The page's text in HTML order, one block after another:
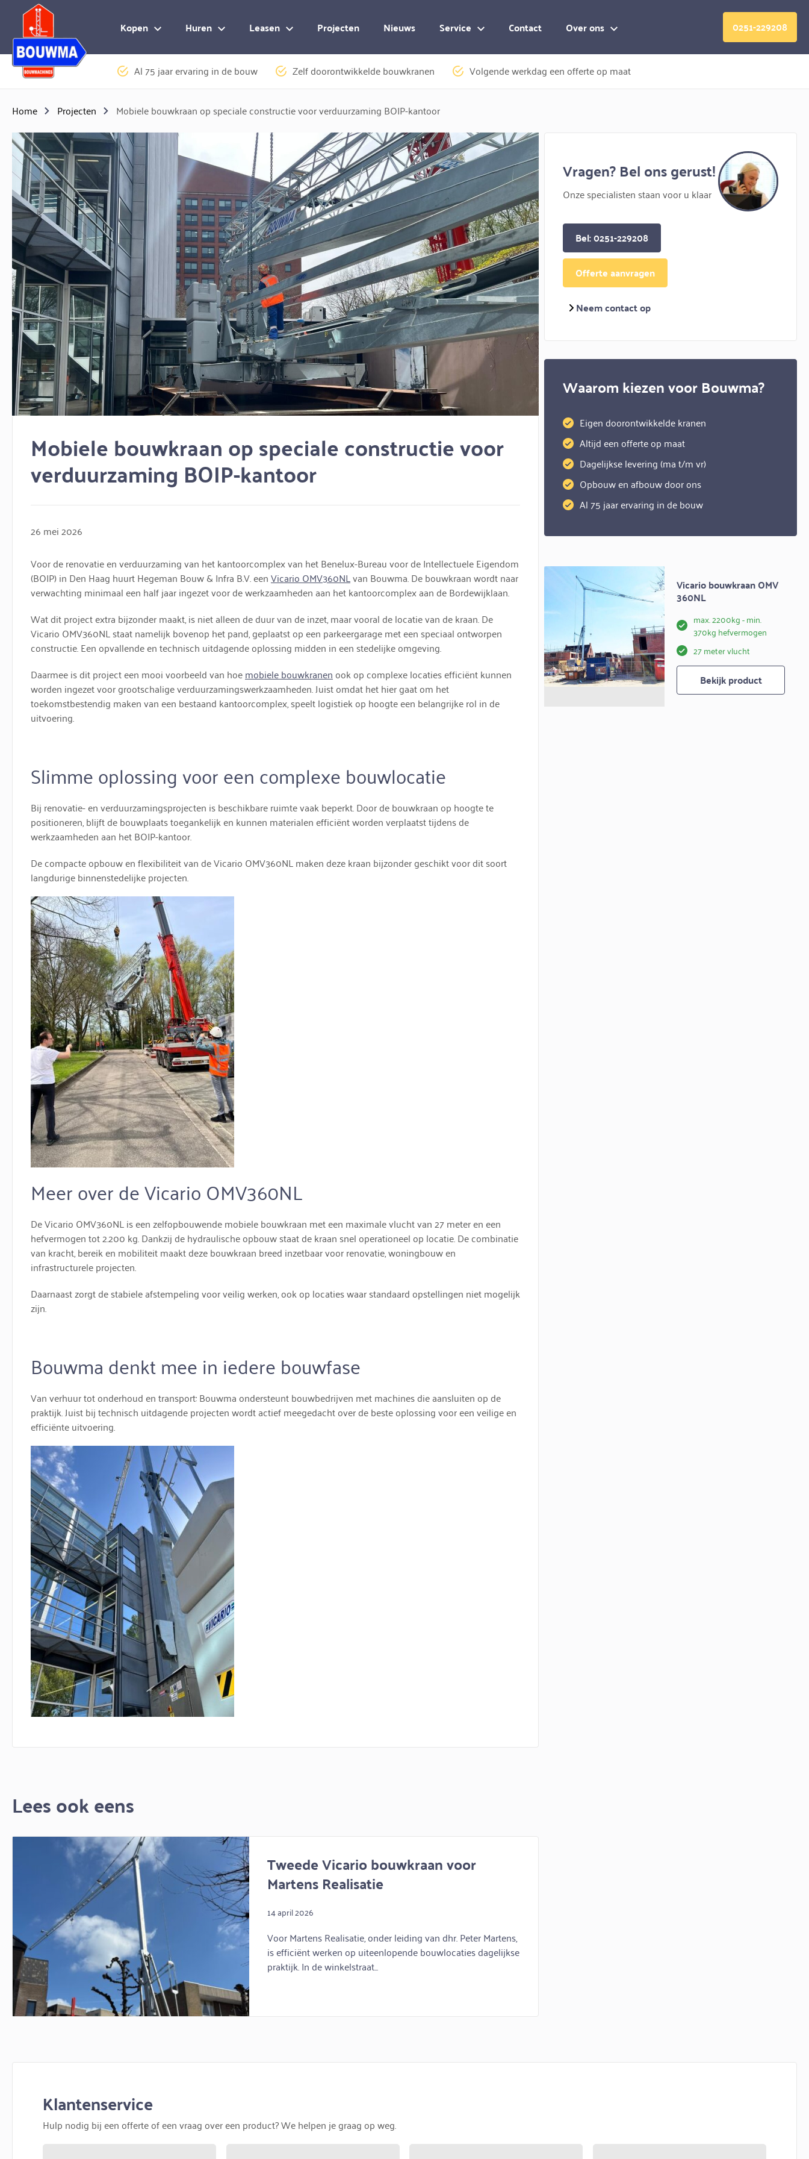
Kopen Huren Leasen Projecten Nieuws Service Contact Over ons 0251-229208
Al 75 jaar ervaring in de bouw Zelf doorontwikkelde bouwkranen Volgende werkdag een offerte op maat
Home Projecten Mobiele bouwkraan op speciale constructie voor verduurzaming BOIP-kantoor
Mobiele bouwkraan op speciale constructie voor
verduurzaming BOIP-kantoor
26 mei 2026
Voor de renovatie en verduurzaming van het kantoorcomplex van het Benelux-Bureau voor de Intellectuele Eigendom
(BOIP) in Den Haag huurtHegeman Bouw & Infra B.V.eenVicario OMV360NLvan Bouwma. De bouwkraan wordt naar
verwachting minimaal een half jaar ingezet voor de werkzaamheden aan het kantoorcomplex aan de Bordewijklaan.
Wat dit project extra bijzonder maakt, is niet alleen de duur van de inzet, maar vooral de locatie van de kraan. De
Vicario OMV360NL staat namelijk bovenop het pand, geplaatst op een parkeergarage met een speciaal ontworpen
constructie. Een opvallende en technisch uitdagende oplossing midden in een stedelijke omgeving.
Daarmee is dit project een mooi voorbeeld van hoemobiele bouwkranenook op complexe locaties efficiënt kunnen
worden ingezet voor grootschalige verduurzamingswerkzaamheden. Juist omdat het hier gaat om het
toekomstbestendig maken van een bestaand kantoorcomplex, speelt logistiek op hoogte een belangrijke rol in de
uitvoering.
Slimme oplossing voor een complexe bouwlocatie
Bij renovatie- en verduurzamingsprojecten is beschikbare ruimte vaak beperkt. Door de bouwkraan op hoogte te
positioneren, blijft de bouwplaats toegankelijk en kunnen materialen efficiënt worden verplaatst tijdens de
werkzaamheden aan het BOIP-kantoor.
De compacte opbouw en flexibiliteit van de Vicario OMV360NL maken deze kraan bijzonder geschikt voor dit soort
langdurige binnenstedelijke projecten.
Meer over de Vicario OMV360NL
De Vicario OMV360NL is een zelfopbouwende mobiele bouwkraan met een maximale vlucht van 27 meter en een
hefvermogen tot 2.200 kg. Dankzij de hydraulische opbouw staat de kraan snel operationeel op locatie. De combinatie
van kracht, bereik en mobiliteit maakt deze bouwkraan breed inzetbaar voor renovatie, woningbouw en
infrastructurele projecten.
Daarnaast zorgt de stabiele afstempeling voor veilig werken, ook op locaties waar standaard opstellingen niet mogelijk
zijn.
Bouwma denkt mee in iedere bouwfase
Van verhuur tot onderhoud en transport: Bouwma ondersteunt bouwbedrijven met machines die aansluiten op de
praktijk. Juist bij technisch uitdagende projecten wordt actief meegedacht over de beste oplossing voor een veilige en
efficiënte uitvoering.
Vragen? Bel ons gerust!
Onze specialisten staan voor u klaar
Bel: 0251-229208
Offerte aanvragen
Neem contact op
Waarom kiezen voor Bouwma?
Eigen doorontwikkelde kranen
Altijd een offerte op maat
Dagelijkse levering (ma t/m vr)
Opbouw en afbouw door ons
Al 75 jaar ervaring in de bouw
Vicario bouwkraan OMV
360NL
max. 2200kg - min.
370kg hefvermogen
27 meter vlucht
Bekijk product
Lees ook eens
Tweede Vicario bouwkraan voor
Martens Realisatie
14 april 2026
Voor Martens Realisatie, onder leiding van dhr. Peter Martens,
is efficiënt werken op uiteenlopende bouwlocaties dagelijkse
praktijk. In de winkelstraat...
Klantenservice
Hulp nodig bij een offerte of een vraag over een product? We helpen je graag op weg.